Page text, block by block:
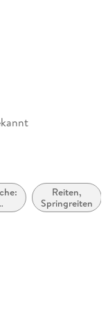
Reiten,
Springreiten